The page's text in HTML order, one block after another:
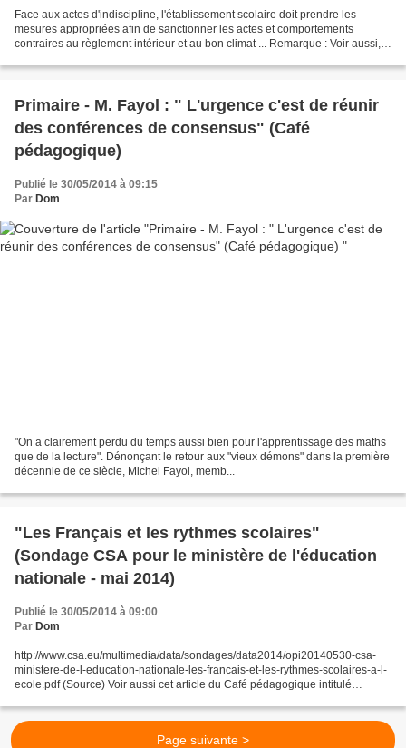
Face aux actes d'indiscipline, l'établissement scolaire doit prendre les
mesures appropriées afin de sanctionner les actes et comportements
contraires au règlement intérieur et au bon climat ... Remarque : Voir aussi,
Primaire - M. Fayol : " L'urgence c'est de réunir
des conférences de consensus" (Café
pédagogique)
Publié le 30/05/2014 à 09:15
Par Dom
"On a clairement perdu du temps aussi bien pour l'apprentissage des maths
que de la lecture". Dénonçant le retour aux "vieux démons" dans la première
décennie de ce siècle, Michel Fayol, memb...
"Les Français et les rythmes scolaires"
(Sondage CSA pour le ministère de l'éducation
nationale - mai 2014)
Publié le 30/05/2014 à 09:00
Par Dom
http://www.csa.eu/multimedia/data/sondages/data2014/opi20140530-csa-
ministere-de-l-education-nationale-les-francais-et-les-rythmes-scolaires-a-l-
ecole.pdf (Source) Voir aussi cet article du Café pédagogique intitulé
Page suivante >